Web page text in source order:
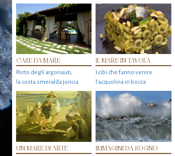
CASE DA MARE
Porto degli argonauti,
la costa smeralda jonica
IL MARE IN TAVOLA
I cibi che fanno venire
l’acquolina in bocca
UN MARE DI ARTE IMMAGINI DA SOGNO